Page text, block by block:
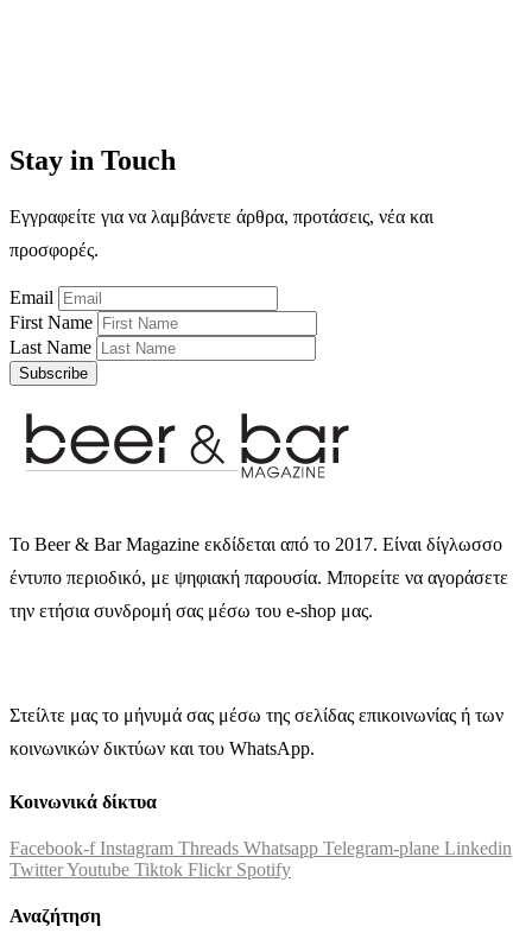
Stay in Touch
Εγγραφείτε για να λαμβάνετε άρθρα, προτάσεις, νέα και
προσφορές.
Email
First Name
Last Name
Subscribe
Το Beer & Bar Magazine εκδίδεται από το 2017. Είναι δίγλωσσο
έντυπο περιοδικό, με ψηφιακή παρουσία. Μπορείτε να αγοράσετε
την ετήσια συνδρομή σας μέσω του e-shop μας.
Στείλτε μας το μήνυμά σας μέσω της σελίδας επικοινωνίας ή των
κοινωνικών δικτύων και του WhatsApp.
Κοινωνικά δίκτυα
Facebook-f Instagram Threads Whatsapp Telegram-plane Linkedin
TwitterYoutube Tiktok Flickr Spotify
Αναζήτηση